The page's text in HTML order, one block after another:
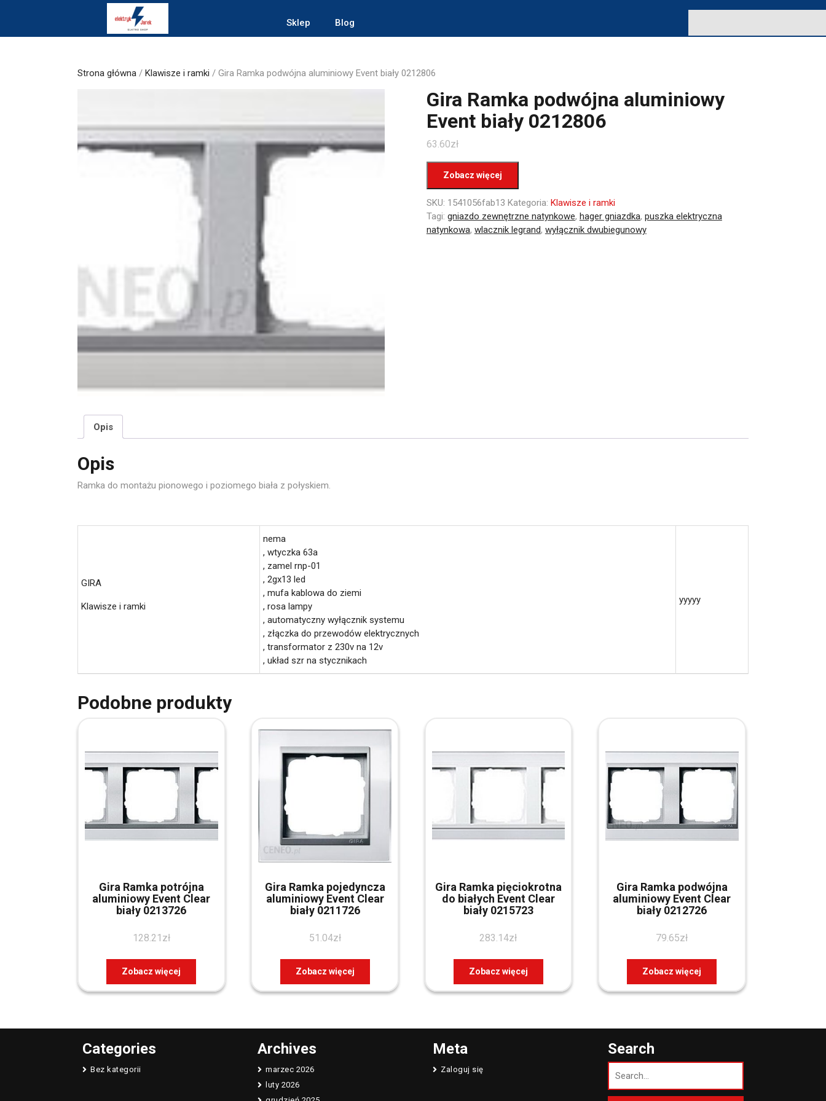
Sklep Blog
Strona główna / Klawisze i ramki / Gira Ramka podwójna aluminiowy Event biały 0212806
Gira Ramka podwójna aluminiowy
Event biały 0212806
63.60zł
Zobacz więcej
SKU: 1541056fab13 Kategoria: Klawisze i ramki
Tagi: gniazdo zewnętrzne natynkowe, hager gniazdka, puszka elektryczna
natynkowa, wlacznik legrand, wyłącznik dwubiegunowy
Opis
Opis
Ramka do montażu pionowego i poziomego biała z połyskiem.
GIRA
Klawisze i ramki
nema
, wtyczka 63a
, zamel rnp-01
, 2gx13 led
, mufa kablowa do ziemi
, rosa lampy
, automatyczny wyłącznik systemu
, złączka do przewodów elektrycznych
, transformator z 230v na 12v
, układ szr na stycznikach
yyyyy
Podobne produkty
Gira Ramka potrójna
aluminiowy Event Clear
biały 0213726
128.21 zł
Zobacz więcej
Gira Ramka pojedyncza
aluminiowy Event Clear
biały 0211726
51.04zł
Zobacz więcej
Gira Ramka pięciokrotna
do białych Event Clear
biały 0215723
283.14zł
Zobacz więcej
Gira Ramka podwójna
aluminiowy Event Clear
biały 0212726
79.65zł
Zobacz więcej
Categories
Bez kategorii
Archives
marzec 2026
luty 2026
Meta
Zaloguj się
Search